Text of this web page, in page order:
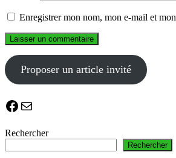
Enregistrer mon nom, mon e-mail et
Proposer un article invité
Facebook
E-mail
Rechercher
Rechercher